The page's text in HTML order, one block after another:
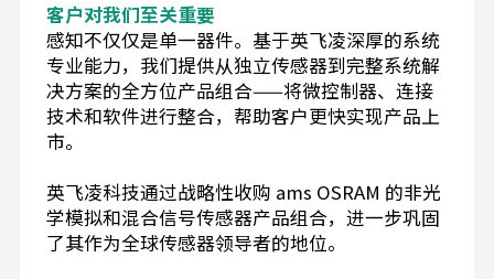
客户对我们至关重要
感知不仅仅是单一器件。基于英飞凌深厚的系统
专业能力，我们提供从独立传感器到完整系统解
决方案的全方位产品组合——将微控制器、连接
技术和软件进行整合，帮助客户更快实现产品上
市。
英飞凌科技通过战略性收购 ams OSRAM 的非光
学模拟和混合信号传感器产品组合，进一步巩固
了其作为全球传感器领导者的地位。